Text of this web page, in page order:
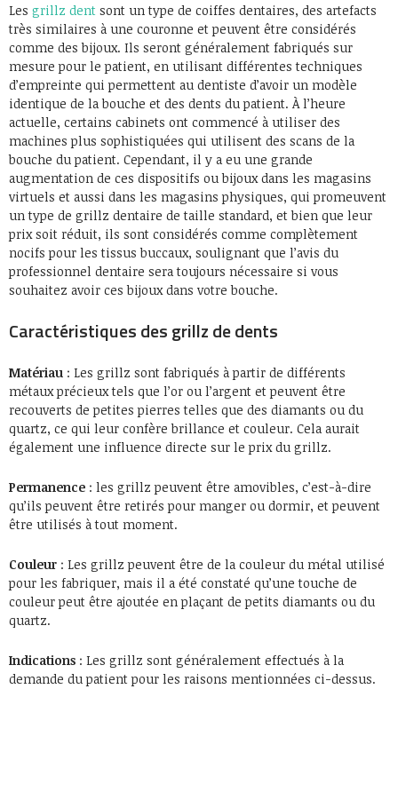
Les grillz dent sont un type de coiffes dentaires, des artefacts
très similaires à une couronne et peuvent être considérés
comme des bijoux. Ils seront généralement fabriqués sur
mesure pour le patient, en utilisant différentes techniques
d’empreinte qui permettent au dentiste d’avoir un modèle
identique de la bouche et des dents du patient. À l’heure
actuelle, certains cabinets ont commencé à utiliser des
machines plus sophistiquées qui utilisent des scans de la
bouche du patient. Cependant, il y a eu une grande
augmentation de ces dispositifs ou bijoux dans les magasins
virtuels et aussi dans les magasins physiques, qui promeuvent
un type de grillz dentaire de taille standard, et bien que leur
prix soit réduit, ils sont considérés comme complètement
nocifs pour les tissus buccaux, soulignant que l’avis du
professionnel dentaire sera toujours nécessaire si vous
souhaitez avoir ces bijoux dans votre bouche.
Caractéristiques des grillz de dents
Matériau : Les grillz sont fabriqués à partir de différents
métaux précieux tels que l’or ou l’argent et peuvent être
recouverts de petites pierres telles que des diamants ou du
quartz, ce qui leur confère brillance et couleur. Cela aurait
également une influence directe sur le prix du grillz.
Permanence : les grillz peuvent être amovibles, c’est-à-dire
qu’ils peuvent être retirés pour manger ou dormir, et peuvent
être utilisés à tout moment.
Couleur : Les grillz peuvent être de la couleur du métal utilisé
pour les fabriquer, mais il a été constaté qu’une touche de
couleur peut être ajoutée en plaçant de petits diamants ou du
quartz.
Indications : Les grillz sont généralement effectués à la
demande du patient pour les raisons mentionnées ci-dessus.